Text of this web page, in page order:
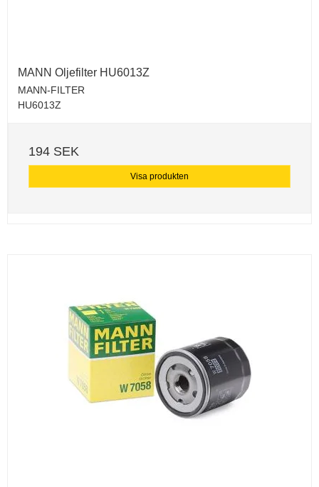
MANN Oljefilter HU6013Z
MANN-FILTER
HU6013Z
194 SEK
Visa produkten